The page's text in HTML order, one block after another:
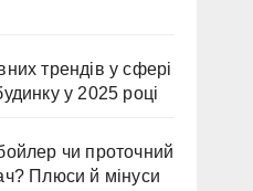
трендів у сфері
у 2025 році
чи проточний
Плюси й мінуси